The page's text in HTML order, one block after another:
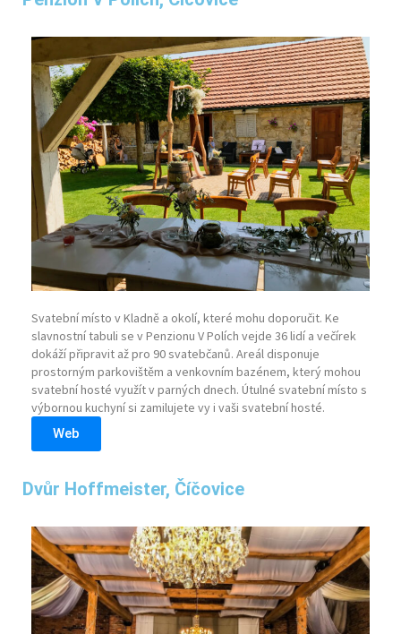
Svatební místo v Kladně a okolí, které mohu doporučit. Ke
slavnostní tabuli se v Penzionu V Polích vejde 36 lidí a večírek
dokáží připravit až pro 90 svatebčanů. Areál disponuje
prostorným parkovištěm a venkovním bazénem, který mohou
svatební hosté využít v parných dnech. Útulné svatební místo s
výbornou kuchyní si zamilujete vy i vaši svatební hosté.
Web
Dvůr Hoffmeister, Číčovice